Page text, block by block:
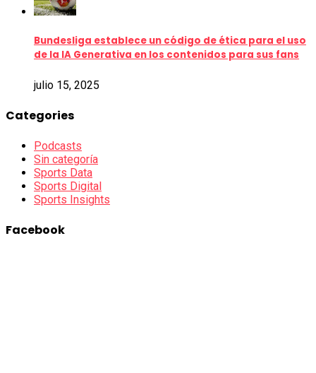
Bundesliga establece un código de ética para el uso
de la IA Generativa en los contenidos para sus fans
julio 15, 2025
Categories
Podcasts
Sin categoría
Sports Data
Sports Digital
Sports Insights
Facebook